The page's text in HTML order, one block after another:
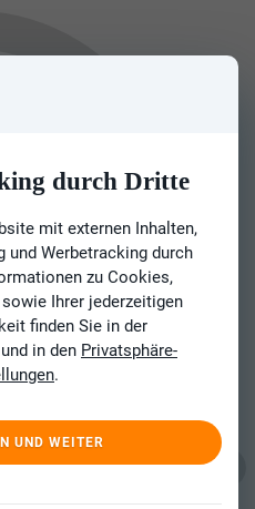
durch Dritte
mit externen Inhalten,
und Werbetracking durch
zu Cookies,
Ihrer jederzeitigen
finden Sie in der
und in den Privatsphäre-
.
UND WEITER